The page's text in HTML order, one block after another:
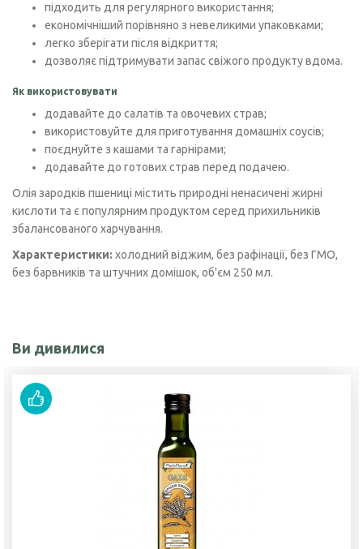
підходить для регулярного використання;
економічніший порівняно з невеликими упаковками;
легко зберігати після відкриття;
дозволяє підтримувати запас свіжого продукту вдома.
Як використовувати
додавайте до салатів та овочевих страв;
використовуйте для приготування домашніх соусів;
поєднуйте з кашами та гарнірами;
додавайте до готових страв перед подачею.
Олія зародків пшениці містить природні ненасичені жирні
кислоти та є популярним продуктом серед прихильників
збалансованого харчування.
Характеристики: холодний віджим, без рафінації, без ГМО,
без барвників та штучних домішок, об'єм 250 мл.
Ви дивилися